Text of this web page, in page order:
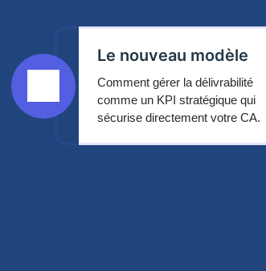
Le nouveau modèle
Comment gérer la délivrabilité
comme un KPI stratégique qui
sécurise directement votre CA.